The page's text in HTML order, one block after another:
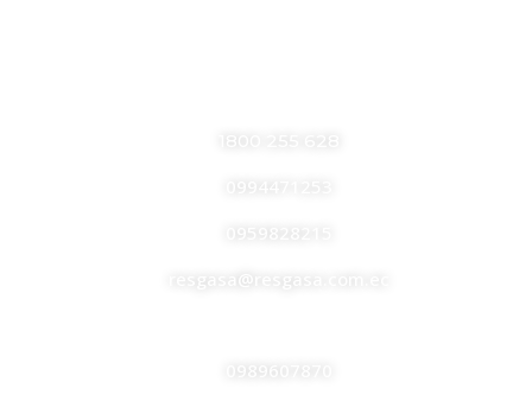
resgasa@resgasa.com.ec